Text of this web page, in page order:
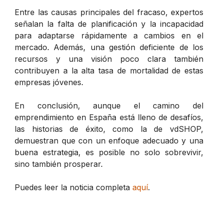
Entre las causas principales del fracaso, expertos
señalan la falta de planificación y la incapacidad
para adaptarse rápidamente a cambios en el
mercado. Además, una gestión deficiente de los
recursos y una visión poco clara también
contribuyen a la alta tasa de mortalidad de estas
empresas jóvenes.
En conclusión, aunque el camino del
emprendimiento en España está lleno de desafíos,
las historias de éxito, como la de vdSHOP,
demuestran que con un enfoque adecuado y una
buena estrategia, es posible no solo sobrevivir,
sino también prosperar.
Puedes leer la noticia completa aquí.